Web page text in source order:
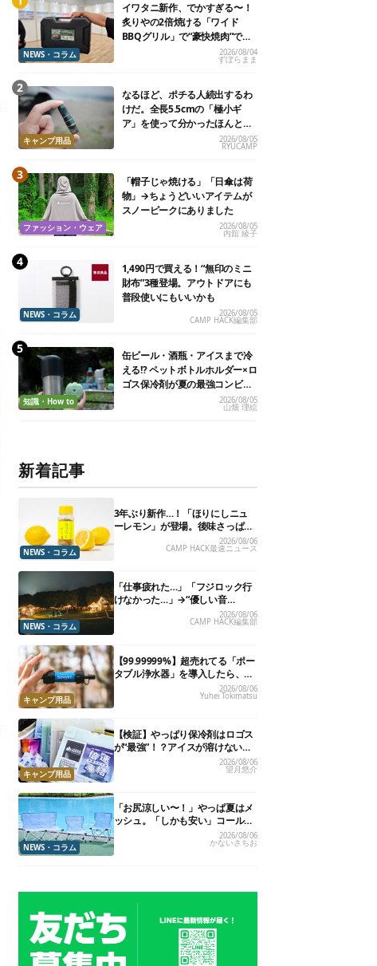
NEWS・コラム
イワタニ新作、でかすぎる〜！
炙りやの2倍焼ける「ワイド
BBQグリル」で“豪快焼肉”でき
2026/08/04
ずぼらまま
キャンプ用品
なるほど、ポチる人続出するわ
けだ。全長5.5cmの「極小ギ
ア」を使って分かったほんとの
2026/08/05
RYUCAMP
ファッション・ウェア
「帽子じゃ焼ける」「日傘は荷
物」→ちょうどいいアイテムが
スノーピークにありました
2026/08/05
内舘 綾子
NEWS・コラム
1,490円で買える！“無印のミニ
財布”3種登場。アウトドアにも
普段使いにもいいかも
2026/08/05
CAMP HACK編集部
知識・How to
缶ビール・酒瓶・アイスまで冷
える!? ペットボトルホルダー×ロ
ゴス保冷剤が夏の最強コンビだ
2026/08/05
山畑 理絵
新着記事
NEWS・コラム
3年ぶり新作…！「ほりにしニュ
ーレモン」が登場。後味さっぱり
の万能スパイス！【8月21日発
2026/08/06
CAMP HACK最速ニュース
NEWS・コラム
「仕事疲れた…」「フジロック行
けなかった…」→“優しい音
楽”と“大きな自然”で治癒。まだ間
2026/08/06
CAMP HACK編集部
キャンプ用品
【99.99999%】超売れてる「ポー
タブル浄水器」を導入したら、防
災が明確に自分ごと化した2026/08/06
Yuhei Tokimatsu
キャンプ用品
【検証】やっぱり保冷剤はロゴス
が“最強”！？アイスが溶けないっ
2026/08/06
望月悠介
NEWS・コラム
「お尻涼しい〜！」やっぱ夏はメ
ッシュ。「しかも安い」コールマ
ン今年の新作は、カラーもさわや
かです
2026/08/06
かないさちお